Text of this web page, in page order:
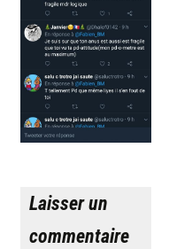
Laisser un
commentaire